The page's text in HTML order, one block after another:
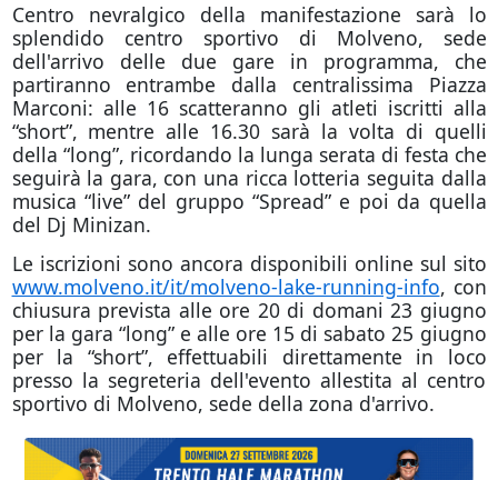
Centro nevralgico della manifestazione sarà lo
splendido centro sportivo di Molveno, sede
dell'arrivo delle due gare in programma, che
partiranno entrambe dalla centralissima Piazza
Marconi: alle 16 scatteranno gli atleti iscritti alla
“short”, mentre alle 16.30 sarà la volta di quelli
della “long”, ricordando la lunga serata di festa che
seguirà la gara, con una ricca lotteria seguita dalla
musica “live” del gruppo “Spread” e poi da quella
del Dj Minizan.
Le iscrizioni sono ancora disponibili online sul sito
www.molveno.it/it/molveno-lake-running-info, con
chiusura prevista alle ore 20 di domani 23 giugno
per la gara “long” e alle ore 15 di sabato 25 giugno
per la “short”, effettuabili direttamente in loco
presso la segreteria dell'evento allestita al centro
sportivo di Molveno, sede della zona d'arrivo.